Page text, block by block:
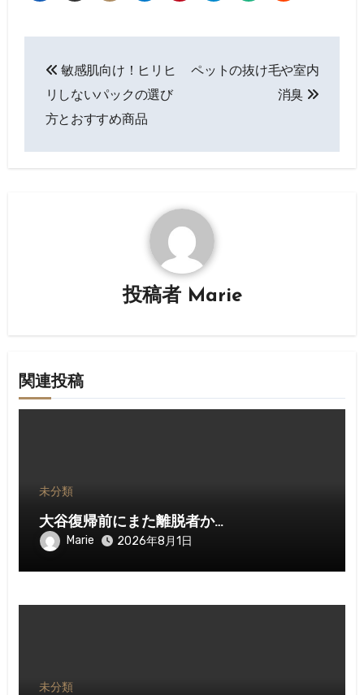
稿
ナ
ビ
敏感肌向け！ヒリヒ
リしないパックの選び
方とおすすめ商品
ペットの抜け毛や室内
消臭
投稿者 Marie
関連投稿
未分類
大谷復帰前にまた離脱者か…
Marie 2026年8月1日
未分類